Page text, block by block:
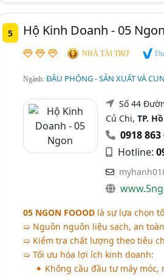
5 Hộ Kinh Doanh - 05 Ngon
NHÀ TÀI TRỢ
Ngành: ĐẬU PHỘNG - SẢN XUẤT VÀ
Số 44
Củ Chi, TP.
0918 863
Hotline:
05 NGON FOOODlà sự lựa chọn
➯ Nguồn nguôn liệu sạch, an
➯ Kiểm tra chất lượng theo tiêu
➯ Tối ưu hóa lợi ích kinh doanh:
✦ Không cầu đầu tư máy móc,